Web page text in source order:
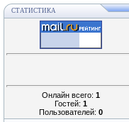
СТАТИСТИКА
Онлайн всего: 1
Гостей: 1
Пользователей: 0